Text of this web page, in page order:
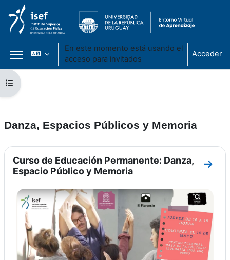
Salta al contenido principal
Panel lateral
En este momento está usando el
acceso para invitados
Acceder
Abrir índice del curso
Danza, Espacios Públicos y Memoria
Perfilado de sección
Curso de Educación Permanente: Danza,
Espacio Público y Memoria
Ir a